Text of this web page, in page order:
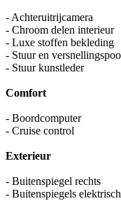
- Achteruitrijcamera
- Chroom delen interieur
- Luxe stoffen bekleding
- Stuur en
- Stuur kunstleder
Comfort
- Boordcomputer
- Cruise control
Exterieur
- Buitenspiegel rechts
- Buitenspiegels